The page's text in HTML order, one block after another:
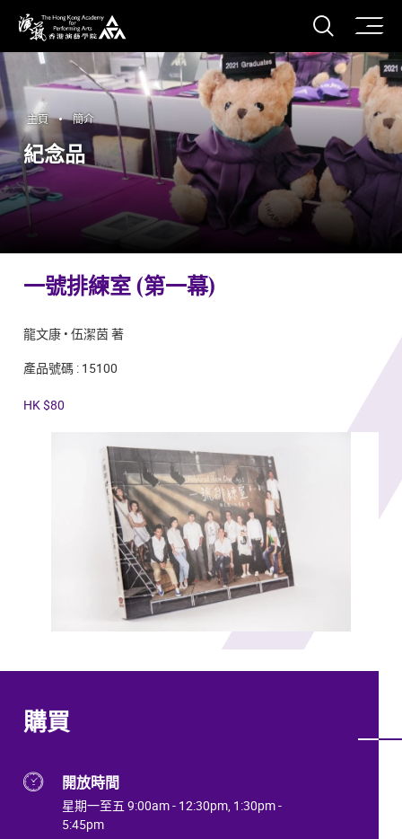
香港演藝學院
打開
主頁 簡介
紀念品
一號排練室 (第一幕)
龍文康 • 伍潔茵 著
產品號碼 : 15100
HK $80
購買
開放時間
星期一至五 9:00am - 12:30pm, 1:30pm -
5:45pm